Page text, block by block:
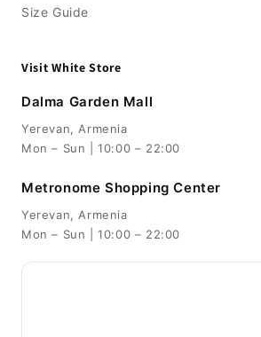
Size Guide
Visit White Store
Dalma Garden Mall
Yerevan, Armenia
Mon – Sun | 10:00 – 22:00
Metronome Shopping Center
Yerevan, Armenia
Mon – Sun | 10:00 – 22:00